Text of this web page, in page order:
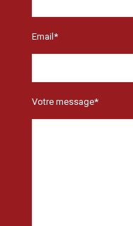
Email*
Votre message*